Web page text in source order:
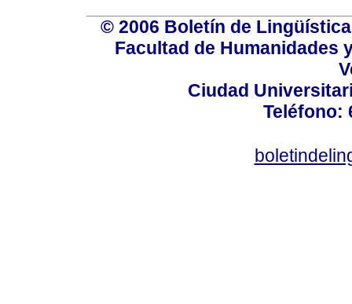
© 2006 Boletín de
Facultad de Humanidades
Ciudad
Teléfono: